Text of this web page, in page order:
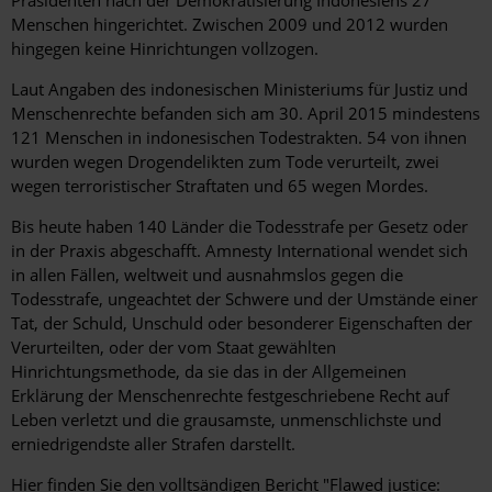
Menschen hingerichtet. Zwischen 2009 und 2012 wurden
hingegen keine Hinrichtungen vollzogen.
Laut Angaben des indonesischen Ministeriums für Justiz und
Menschenrechte befanden sich am 30. April 2015 mindestens
121 Menschen in indonesischen Todestrakten. 54 von ihnen
wurden wegen Drogendelikten zum Tode verurteilt, zwei
wegen terroristischer Straftaten und 65 wegen Mordes.
Bis heute haben 140 Länder die Todesstrafe per Gesetz oder
in der Praxis abgeschafft. Amnesty International wendet sich
in allen Fällen, weltweit und ausnahmslos gegen die
Todesstrafe, ungeachtet der Schwere und der Umstände einer
Tat, der Schuld, Unschuld oder besonderer Eigenschaften der
Verurteilten, oder der vom Staat gewählten
Hinrichtungsmethode, da sie das in der Allgemeinen
Erklärung der Menschenrechte festgeschriebene Recht auf
Leben verletzt und die grausamste, unmenschlichste und
erniedrigendste aller Strafen darstellt.
Hier finden Sie den volltsändigen Bericht "Flawed justice: